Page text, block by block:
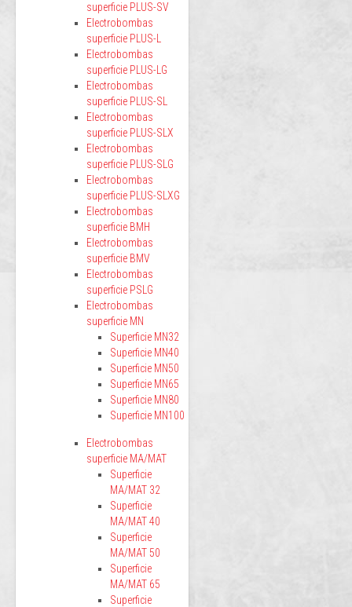
superficie PLUS-SV
Electrobombas
superficie PLUS-L
Electrobombas
superficie PLUS-LG
Electrobombas
superficie PLUS-SL
Electrobombas
superficie PLUS-SLX
Electrobombas
superficie PLUS-SLG
Electrobombas
superficie PLUS-SLXG
Electrobombas
superficie BMH
Electrobombas
superficie BMV
Electrobombas
superficie PSLG
Electrobombas
superficie MN
Superficie MN32
Superficie MN40
Superficie MN50
Superficie MN65
Superficie MN80
Superficie MN100
Electrobombas
superficie MA/MAT
Superficie
MA/MAT 32
Superficie
MA/MAT 40
Superficie
MA/MAT 50
Superficie
MA/MAT 65
Superficie